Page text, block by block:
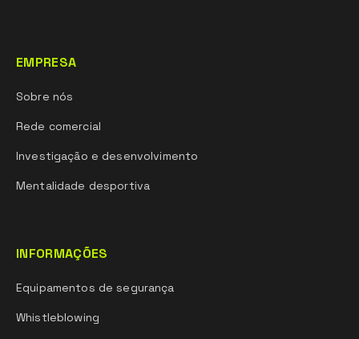
EMPRESA
Sobre nós
Rede comercial
Investigação e desenvolvimento
Mentalidade desportiva
INFORMAÇÕES
Equipamentos de segurança
Whistleblowing